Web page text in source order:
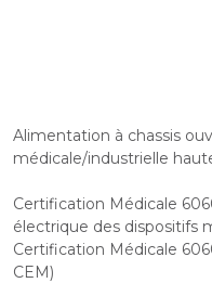
Alimentation à chassis
médicale/industrielle
Certification Médicale
électrique des dispositifs
Certification Médicale
CEM)